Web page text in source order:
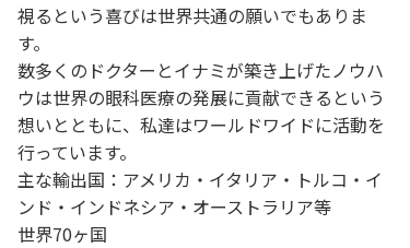
視るという喜びは世界共通の願いでもありま
す。
数多くのドクターとイナミが築き上げたノウハ
ウは世界の眼科医療の発展に貢献できるという
想いとともに、私達はワールドワイドに活動を
行っています。
主な輸出国：アメリカ・イタリア・トルコ・イ
ンド・インドネシア・オーストラリア等
世界70ヶ国